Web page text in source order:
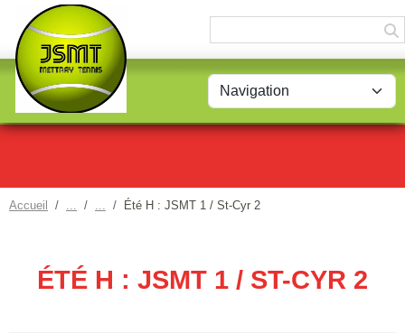
Accueil Été H : JSMT 1 / St-Cyr 2
ÉTÉ H : JSMT 1 / ST-CYR 2
Panneau de gestion des cookies